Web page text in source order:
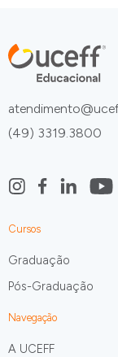
(49) 3319.3800
Cursos
Graduação
Pós-Graduação
Navegação
A UCEFF